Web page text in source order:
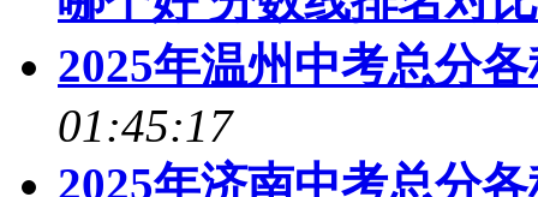
2025年温州中考总分
01:45:17
2025年济南中考总分